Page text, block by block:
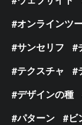
オンラインツ
サンセリフ
テクスチャ
デザインの種
パターン
ビ